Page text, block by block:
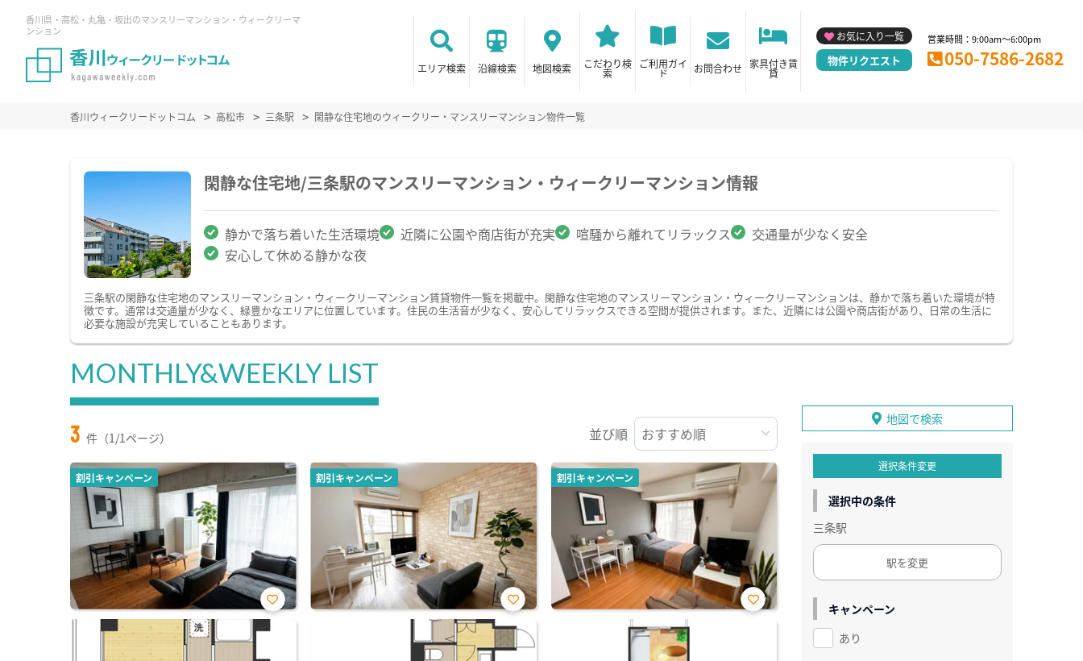
香川県・高松・丸亀・坂出のマンスリーマンション・ウィークリーマ
ンション
エリア検索 沿線検索 地図検索 こだわり検
索
ご利用ガイ
ド お問合わせ 家具付き賃
貸
お気に入り一覧
物件リクエスト
営業時間：9:00am～6:00pm
050-7586-2682
香川ウィークリードットコム 高松市 三条駅 閑静な住宅地のウィークリー・マンスリーマンション物件一覧
閑静な住宅地/三条駅のマンスリーマンション・ウィークリーマンション情報
静かで落ち着いた生活環境 近隣に公園や商店街が充実 喧騒から離れてリラックス
交通量が少なく安全
安心して休める静かな夜
三条駅の閑静な住宅地のマンスリーマンション・ウィークリーマンション賃貸物件一覧を掲載中。閑静な住宅地のマンスリーマンション・ウィークリーマンションは、静かで落ち着いた環境が特
徴です。通常は交通量が少なく、緑豊かなエリアに位置しています。住民の生活音が少なく、安心してリラックスできる空間が提供されます。また、近隣には公園や商店街があり、日常の生活に
必要な施設が充実していることもあります。
MONTHLY&WEEKLY LIST
3 件（1/1ページ） 並び順
割引キャンペーン
お気
に入
割引キャンペーン
お気
に入
録
割引キャンペーン
お気
地図で検索
選択条件変更
選択中の条件
三条駅
駅を変更
キャンペーン
あり